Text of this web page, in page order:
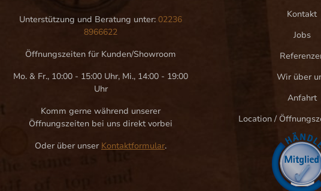
Unterstützung und Beratung unter: 02236
8966622
Öffnungszeiten für Kunden/Showroom
Mo. & Fr., 10:00 - 15:00 Uhr, Mi., 14:00 - 19:00
Uhr
Komm gerne während unserer
Öffnungszeiten bei uns direkt vorbei
Oder über unser Kontaktformular.
Kontakt
Jobs
Wir über
Anfahrt
Location /